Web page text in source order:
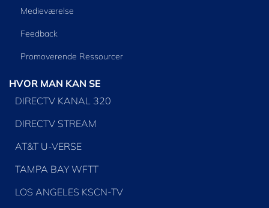
Medieværelse
Feedback
Promoverende Ressourcer
HVOR MAN KAN SE
DIRECTV KANAL 320
DIRECTV STREAM
AT&T U-VERSE
TAMPA BAY WFTT
LOS ANGELES KSCN-TV